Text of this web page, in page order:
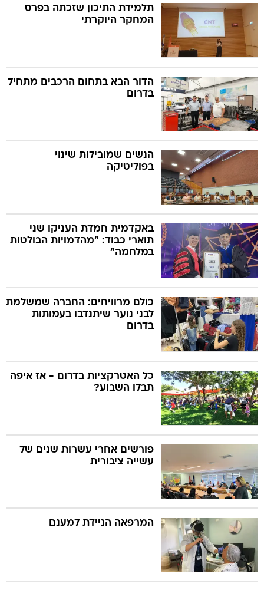
תלמידת התיכון שזכתה בפרס
המחקר היוקרתי
הדור הבא בתחום הרכבים מתחיל
בדרום
הנשים שמובילות שינוי
בפוליטיקה
באקדמית חמדת העניקו שני
תוארי כבוד: "מהדמויות הבולטות
במלחמה"
כולם מרוויחים: החברה שמשלמת
לבני נוער שיתנדבו בעמותות
בדרום
כל האטרקציות בדרום - אז איפה
תבלו השבוע?
פורשים אחרי עשרות שנים של
עשייה ציבורית
המרפאה הניידת למענם